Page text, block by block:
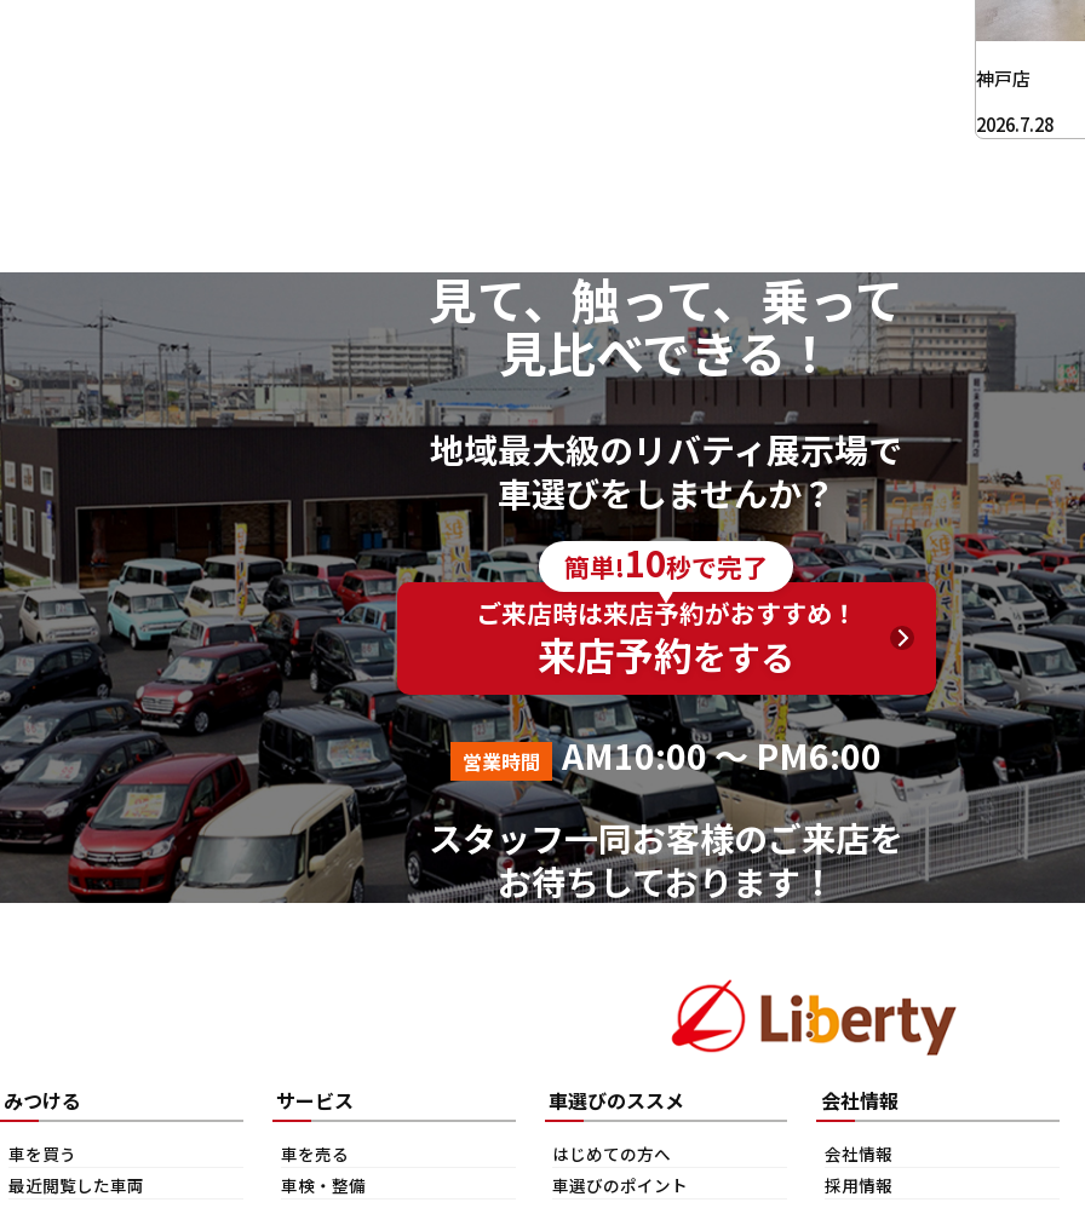
神戸店
2026.7.28
見て、触って、乗って
見比べできる！
地域最大級のリバティ展示場で
車選びをしませんか？
簡単!10秒で完了
ご来店時は来店予約がおすすめ！
来店予約をする
営業時間
AM10:00 ～ PM6:00
スタッフ一同お客様のご来店を
お待ちしております！
みつける
車を買う
最近閲覧した車両
サービス
車を売る
車検・整備
車選びのススメ
はじめての方へ
車選びのポイント
会社情報
会社情報
採用情報